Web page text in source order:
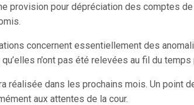
provision pour dépréciation des comptes
concernent essentiellement des
n’ont pas été relevées au fil du
réalisée dans les prochains mois. Un point
aux attentes de la cour.